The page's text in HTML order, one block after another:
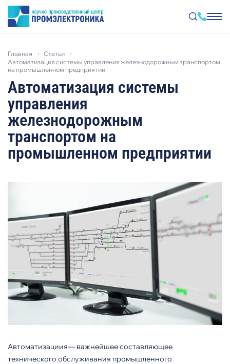
содержанию
главная
статьи
автоматизация системы управления железнодорожным транспортом
на промышленном предприятии
Автоматизация системы
управления
железнодорожным
транспортом на
промышленном предприятии
Автоматизациия— важнейшее составляющее
технического обслуживания промышленного